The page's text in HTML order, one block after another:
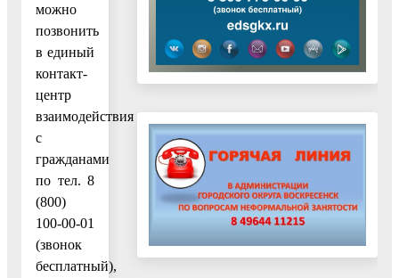
можно
позвонить
в единый
контакт-
центр
взаимодействия
с
гражданами
по тел. 8
(800)
100-00-01
(звонок
бесплатный),